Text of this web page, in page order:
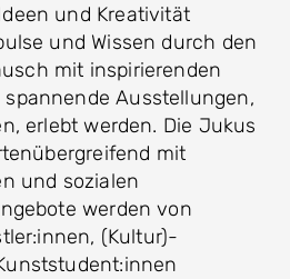
und Kreativität
und Wissen durch den
mit inspirierenden
Ausstellungen,
erlebt werden. Die Jukus
mit
und sozialen
werden von
(Kultur)-